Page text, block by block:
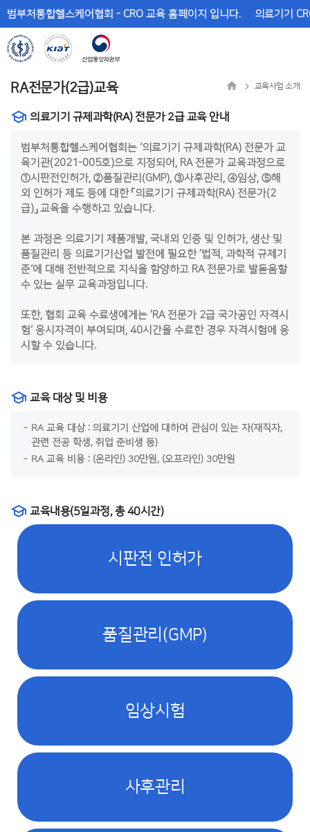
뉴
바
로
가
문
바
로
가
범부처통합헬스케어협회 - CRO 교육 홈페이지 입니다. 의료기기
RA전문가(2급)교육 교육사업 소개
의료기기 규제과학(RA) 전문가 2급 교육 안내
범부처통합헬스케어협회는 ‘의료기기 규제과학(RA) 전문가 교
육기관(2021-005호)으로 지정되어, RA 전문가 교육과정으로
①시판전인허가, ②품질관리(GMP), ③사후관리, ④임상, ⑤해
외 인허가 제도 등에 대한 「의료기기 규제과학(RA) 전문가(2
급)」 교육을 수행하고 있습니다.
본 과정은 의료기기 제품개발, 국내외 인증 및 인허가, 생산 및
품질관리 등 의료기기산업 발전에 필요한 ’법적, 과학적 규제기
준‘에 대해 전반적으로 지식을 함양하고 RA 전문가로 발돋움할
수 있는 실무 교육과정입니다.
또한, 협회 교육 수료생에게는 ’RA 전문가 2급 국가공인 자격시
험‘ 응시자격이 부여되며, 40시간을 수료한 경우 자격시험에 응
시할 수 있습니다.
교육 대상 및 비용
RA 교육 대상 : 의료기기 산업에 대하여 관심이 있는 자(재직자,
관련 전공 학생, 취업 준비생 등)
RA 교육 비용 : (온라인) 30만원, (오프라인) 30만원
교육내용(5일과정, 총 40시간)
시판전 인허가
품질관리(GMP)
임상시험
사후관리